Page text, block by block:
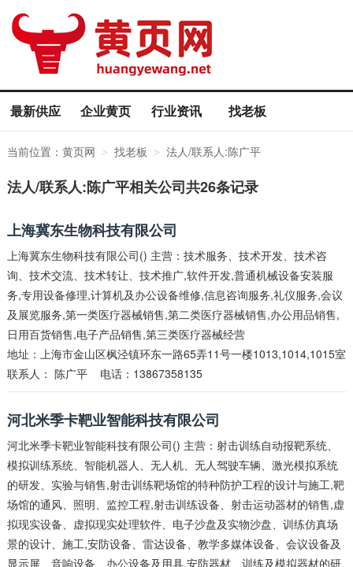
最新供应 企业黄页 行业资讯 找老板
当前位置： 黄页网 > 找老板 > 法人/联系人:陈广平
法人/联系人:陈广平相关公司共26条记录
上海冀东生物科技有限公司
上海冀东生物科技有限公司() 主营：技术服务、技术开发、技术咨
询、技术交流、技术转让、技术推广,软件开发,普通机械设备安装服
务,专用设备修理,计算机及办公设备维修,信息咨询服务,礼仪服务,会议
及展览服务,第一类医疗器械销售,第二类医疗器械销售,办公用品销售,
日用百货销售,电子产品销售,第三类医疗器械经营
地址：上海市金山区枫泾镇环东一路65弄11号一楼1013,1014,1015室
联系人： 陈广平电话：13867358135
河北米季卡靶业智能科技有限公司
河北米季卡靶业智能科技有限公司() 主营：射击训练自动报靶系统、
模拟训练系统、智能机器人、无人机、无人驾驶车辆、激光模拟系统
的研发、实验与销售,射击训练靶场馆的特种防护工程的设计与施工,靶
场馆的通风、照明、监控工程,射击训练设备、射击运动器材的销售,虚
拟现实设备、虚拟现实处理软件、电子沙盘及实物沙盘、训练仿真场
景的设计、施工,安防设备、雷达设备、教学多媒体设备、会议设备及
显示屏、音响设备、办公设备及用具,安防器材、训练及模拟器材的研